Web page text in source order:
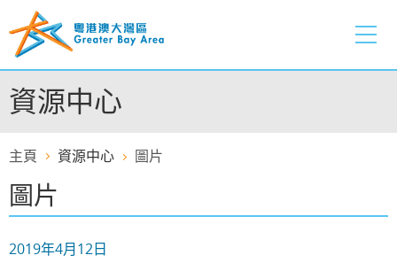
至
容
的
開
資源中心
主頁 資源中心 圖片
圖片
2019年4月12日